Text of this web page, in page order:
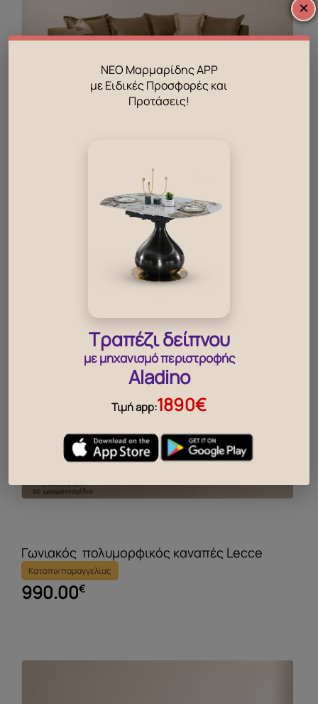
Γωνιακός καναπές Hermes
Γωνιακός πολυμορφικός καναπές Lecce
Κατόπιν παραγγελίας
990.00€
×
ΝΕΟ Μαρμαρίδης APP
με Ειδικές Προσφορές και
Προτάσεις!
Τραπέζι δείπνου
με μηχανισμό περιστροφής
Aladino
Τιμή app:1890€